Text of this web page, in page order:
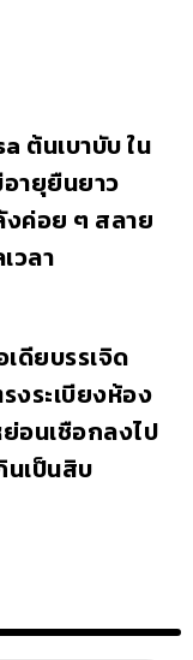
ต้นเบาบับ ใน
ายุยืนยาว
งค่อย ๆ สลาย
วลา
ดียบรรเจิด
งระเบียงห้อง
อนเชือกลงไป
เป็นสิบ